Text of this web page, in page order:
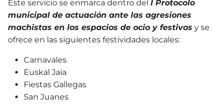
Este servicio se enmarca dentro del I Protocolo
municipal de actuación ante las agresiones
machistas en los espacios de ocio y festivos y se
ofrece en las siguientes festividades locales:
Carnavales
Euskal Jaia
Fiestas Gallegas
San Juanes